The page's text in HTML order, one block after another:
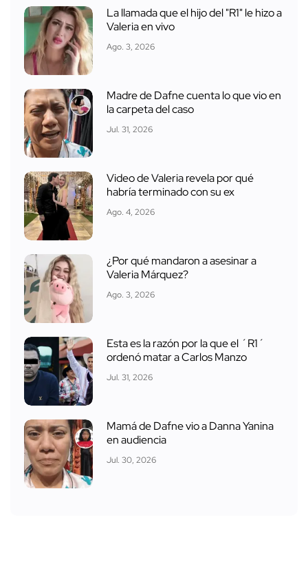
La llamada que el hijo del "R1" le hizo a
Valeria en vivo
Ago. 3, 2026
Madre de Dafne cuenta lo que vio en
la carpeta del caso
Jul. 31, 2026
Video de Valeria revela por qué
habría terminado con su ex
Ago. 4, 2026
¿Por qué mandaron a asesinar a
Valeria Márquez?
Ago. 3, 2026
Esta es la razón por la que el ´R1´
ordenó matar a Carlos Manzo
Jul. 31, 2026
Mamá de Dafne vio a Danna Yanina
en audiencia
Jul. 30, 2026